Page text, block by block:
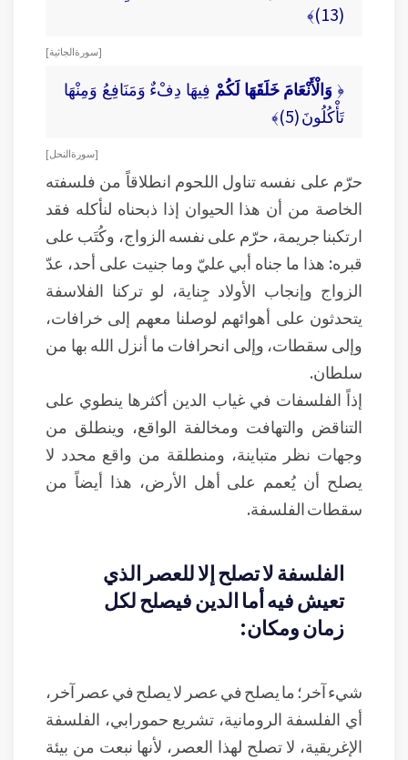
(13)﴾
[ سورة الجاثية ]
﴿ وَالْأَنْعَامَ خَلَقَهَا لَكُمْ فِيهَا دِفْءٌ وَمَنَافِعُ وَمِنْهَا
تَأْكُلُونَ (5)﴾
[ سورة النحل ]
حرّم على نفسه تناول اللحوم انطلاقاً من فلسفته
الخاصة من أن هذا الحيوان إذا ذبحناه لنأكله فقد
ارتكبنا جريمة، حرّم على نفسه الزواج، وكُتَب على
قبره: هذا ما جناه أبي عليّ وما جنيت على أحد، عدّ
الزواج وإنجاب الأولاد جِناية، لو تركنا الفلاسفة
يتحدثون على أهوائهم لوصلنا معهم إلى خرافات،
وإلى سقطات، وإلى انحرافات ما أنزل الله بها من
سلطان.
إذاً الفلسفات في غياب الدين أكثرها ينطوي على
التناقض والتهافت ومخالفة الواقع، وينطلق من
وجهات نظر متباينة، ومنطلقة من واقع محدد لا
يصلح أن يُعمم على أهل الأرض، هذا أيضاً من
سقطات الفلسفة.
الفلسفة لا تصلح إلا للعصر الذي
تعيش فيه أما الدين فيصلح لكل
زمان ومكان:
شيء آخر؛ ما يصلح في عصر لا يصلح في عصر آخر،
أي الفلسفة الرومانية، تشريع حمورابي، الفلسفة
الإغريقية، لا تصلح لهذا العصر، لأنها نبعت من بيئة